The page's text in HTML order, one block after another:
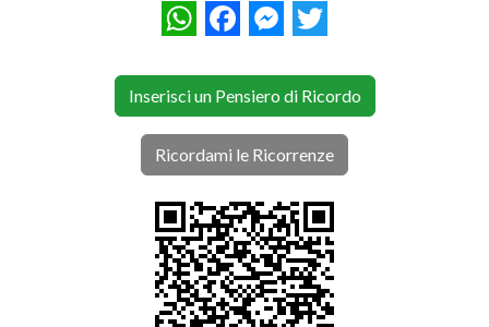
WhatsAppFacebookMessenger
Twitter
Inserisci un Pensiero di Ricordo
Ricordami le Ricorrenze